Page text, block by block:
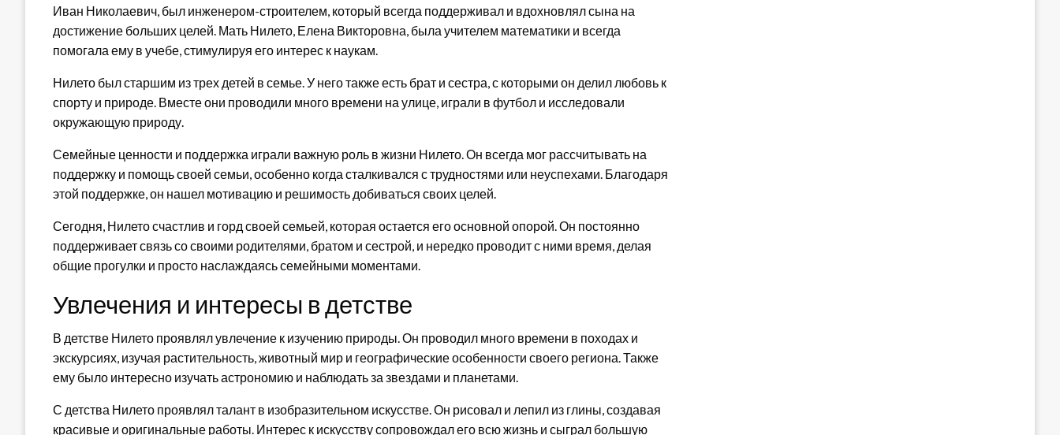
Иван Николаевич, был инженером-строителем, который всегда поддерживал и вдохновлял сына на
достижение больших целей. Мать Нилето, Елена Викторовна, была учителем математики и всегда
помогала ему в учебе, стимулируя его интерес к наукам.
Нилето был старшим из трех детей в семье. У него также есть брат и сестра, с которыми он делил любовь к
спорту и природе. Вместе они проводили много времени на улице, играли в футбол и исследовали
окружающую природу.
Семейные ценности и поддержка играли важную роль в жизни Нилето. Он всегда мог рассчитывать на
поддержку и помощь своей семьи, особенно когда сталкивался с трудностями или неуспехами. Благодаря
этой поддержке, он нашел мотивацию и решимость добиваться своих целей.
Сегодня, Нилето счастлив и горд своей семьей, которая остается его основной опорой. Он постоянно
поддерживает связь со своими родителями, братом и сестрой, и нередко проводит с ними время, делая
общие прогулки и просто наслаждаясь семейными моментами.
Увлечения и интересы в детстве
В детстве Нилето проявлял увлечение к изучению природы. Он проводил много времени в походах и
экскурсиях, изучая растительность, животный мир и географические особенности своего региона. Также
ему было интересно изучать астрономию и наблюдать за звездами и планетами.
С детства Нилето проявлял талант в изобразительном искусстве. Он рисовал и лепил из глины, создавая
красивые и оригинальные работы. Интерес к искусству сопровождал его всю жизнь и сыграл большую